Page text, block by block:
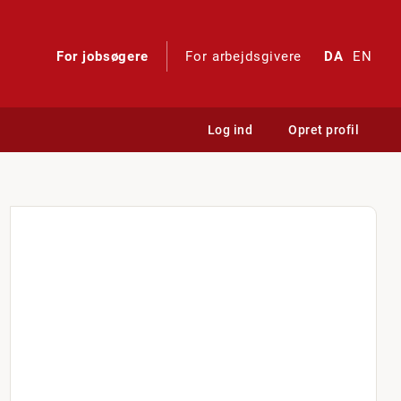
For jobsøgere For arbejdsgivere DA EN
Log ind Opret profil